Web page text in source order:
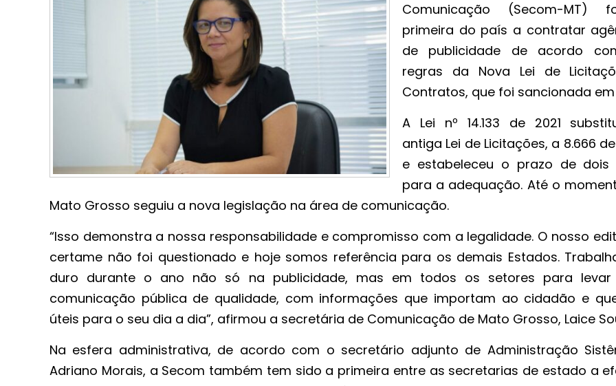
Comunicação (Secom-MT)
primeira do país a contratar
de publicidade de acordo
regras da Nova Lei de
Contratos, que foi sancionada em
A Lei nº 14.133 de 2021
antiga Lei de Licitações, a 8.666 de
e estabeleceu o prazo de dois
para a adequação. Até o
Mato Grosso seguiu a nova legislação na área de comunicação.
“Isso demonstra a nossa responsabilidade e compromisso com a legalidade. O nosso
certame não foi questionado e hoje somos referência para os demais Estados.
duro durante o ano não só na publicidade, mas em todos os setores para levar
comunicação pública de qualidade, com informações que importam ao cidadão e
úteis para o seu dia a dia”, afirmou a secretária de Comunicação de Mato Grosso, Laice
Na esfera administrativa, de acordo com o secretário adjunto de Administração
Adriano Morais, a Secom também tem sido a primeira entre as secretarias de estado a